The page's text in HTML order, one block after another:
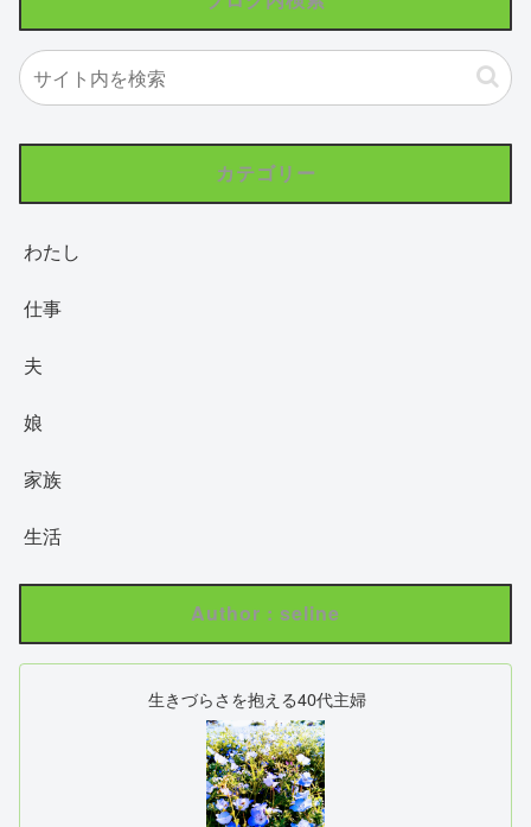
カテゴリー
わたし
仕事
夫
娘
家族
生活
Author : seline
生きづらさを抱える40代主婦